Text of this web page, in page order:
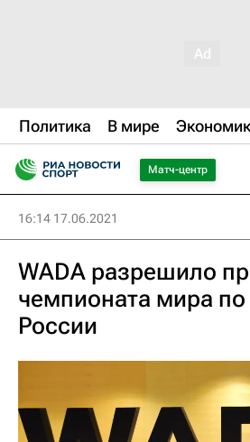
Политика В мире
Матч-центр
16:14 17.06.2021
WADA разрешило
чемпионата мира
России